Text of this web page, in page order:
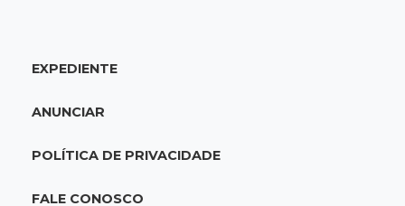
Punição de agressores de mulheres precisar
EXPEDIENTE
ANUNCIAR
POLÍTICA DE PRIVACIDADE
FALE CONOSCO